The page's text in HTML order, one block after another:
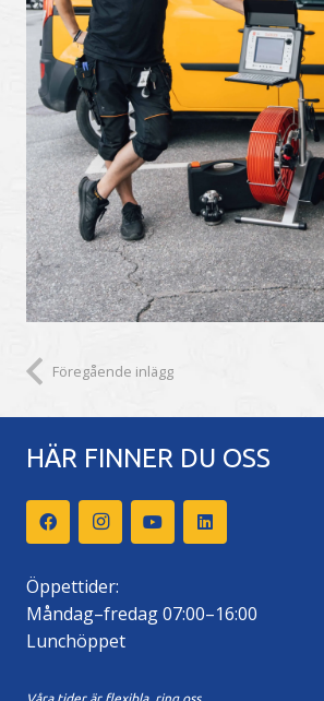
Föregående inlägg
HÄR FINNER DU OSS
Öppettider:
Måndag–fredag 07:00–16:00
Lunchöppet
Våra tider är flexibla, ring oss